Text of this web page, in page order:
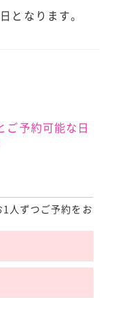
なります。
ご予約可能な日
人ずつご予約をお